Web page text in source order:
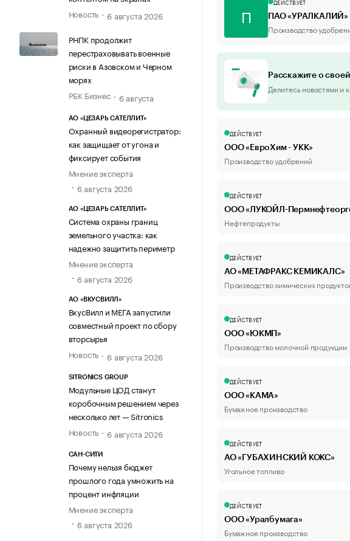
Новость
6 августа 2026
РНПК продолжит
перестраховывать военные
риски в Азовском и Черном
морях
РБК Бизнес
6 августа
АО «ЦЕЗАРЬ САТЕЛЛИТ»
Охранный видеорегистратор:
как защищает от угона и
фиксирует события
Мнение эксперта
6 августа 2026
АО «ЦЕЗАРЬ САТЕЛЛИТ»
Система охраны границ
земельного участка: как
надежно защитить периметр
Мнение эксперта
6 августа 2026
АО «ВКУСВИЛЛ»
ВкусВилл и МЕГА запустили
совместный проект по сбору
вторсырья
Новость
6 августа 2026
SITRONICS GROUP
Модульные ЦОД станут
коробочным решением через
несколько лет — Sitronics
Новость
6 августа 2026
САН-СИТИ
Почему нельзя бюджет
прошлого года умножить на
процент инфляции
Мнение эксперта
6 августа 2026
П
ПАО «УРАЛКАЛИЙ»
Производство
Расскажите о
Делитесь новостями и
ДЕЙСТВУЕТ
ООО «ЕвроХим - УКК»
Производство удобрений
ДЕЙСТВУЕТ
ООО «ЛУКОЙЛ-
Нефтепродукты
ДЕЙСТВУЕТ
АО «МЕТАФРАКС КЕМИКАЛС»
Производство химических
ДЕЙСТВУЕТ
ООО «ЮКМП»
Производство молочной продукции
ДЕЙСТВУЕТ
ООО «КАМА»
Бумажное производство
ДЕЙСТВУЕТ
АО «ГУБАХИНСКИЙ КОКС»
Угольное топливо
ДЕЙСТВУЕТ
ООО «Уралбумага»
Бумажное производство